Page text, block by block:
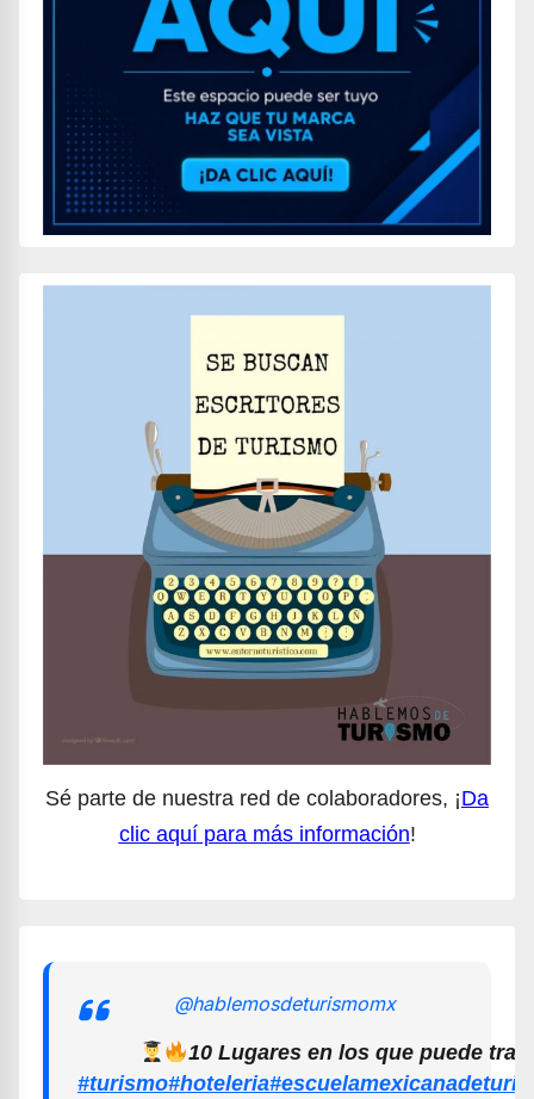
Sé parte de nuestra red de colaboradores, ¡Da
clic aquí para más información!
@hablemosdeturismomx
10 Lugares en los que puede
#turismo#hoteleria